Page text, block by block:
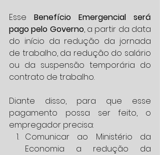
Esse Benefício Emergencial será
pago pelo Governo, a partir da data
do início da redução da jornada
de trabalho, da redução do salário
ou da suspensão temporária do
contrato de trabalho.
Diante disso, para que esse
pagamento possa ser feito, o
empregador precisa:
Comunicar ao Ministério da
Economia a redução da